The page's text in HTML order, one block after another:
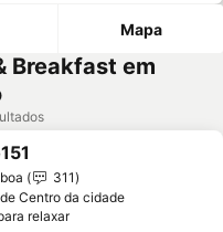
Mapa
Breakfast em
aos favoritos
311
Centro da cidade
relaxarVer preços